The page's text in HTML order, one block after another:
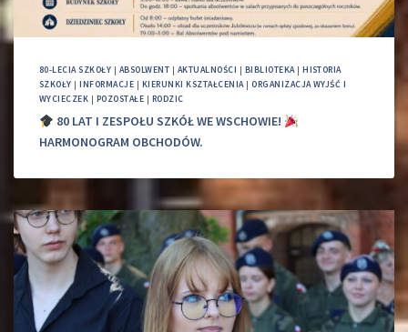
80-LECIA SZKOŁY | ABSOLWENT | AKTUALNOŚCI | BIBLIOTEKA|HISTORIA
SZKOŁY |INFORMACJE | KIERUNKI KSZTAŁCENIA|ORGANIZACJA WYJŚĆ I
WYCIECZEK | POZOSTAŁE | RODZIC
80 LAT I ZESPOŁU SZKÓŁ WE WSCHOWIE!
HARMONOGRAM OBCHODÓW.